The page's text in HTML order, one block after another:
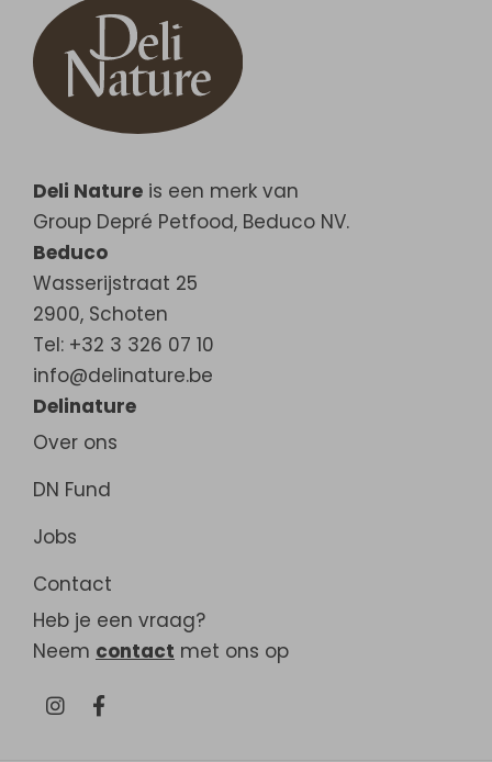
Deli Nature is een merk van
Group Depré Petfood, Beduco NV.
Beduco
Wasserijstraat 25
2900, Schoten
Tel: +32 3 326 07 10
info@delinature.be
Delinature
Over ons
DN Fund
Jobs
Contact
Heb je een vraag?
Neem contact met ons op